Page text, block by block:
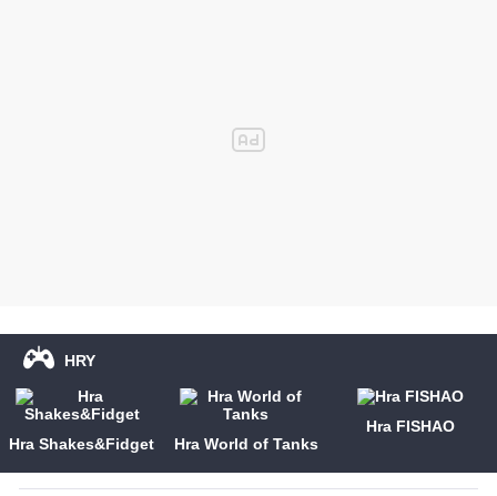
HRY
Hra Shakes&Fidget Hra World of Tanks
Hra FISHAO